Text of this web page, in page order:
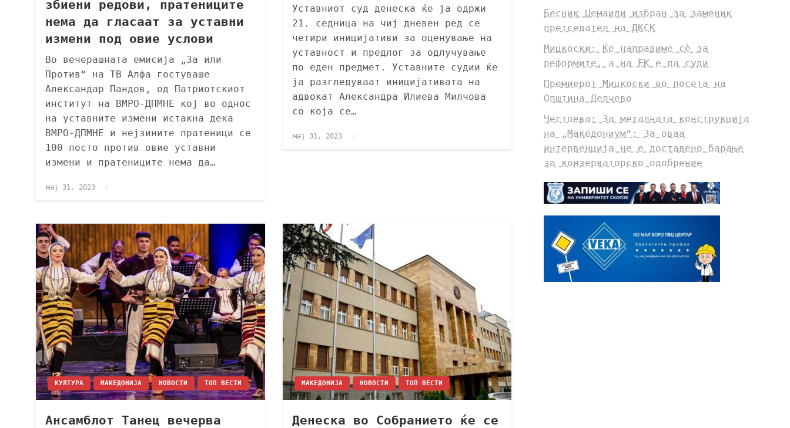
збиени редови, пратениците
нема да гласаат за уставни
измени под овие услови
Во вечерашната емисија „За или
Против“ на ТВ Алфа гостуваше
Александар Пандов, од Патриотскиот
институт на ВМРО-ДПМНЕ кој во однос
на уставните измени истакна дека
ВМРО-ДПМНЕ и нејзините пратеници се
100 посто против овие уставни
измени и пратениците нема да…
мај 31, 2023
Уставниот суд денеска ќе ја одржи
21. седница на чиј дневен ред се
четири иницијативи за оценување на
уставност и предлог за одлучување
по еден предмет. Уставните судии ќе
ја разгледуваат иницијативата на
адвокат Александра Илиева Милчова
со која се…
мај 31, 2023
КУЛТУРА МАКЕДОНИЈА НОВОСТИ ТОП ВЕСТИ
Ансамблот Танец вечерва
МАКЕДОНИЈА НОВОСТИ ТОП ВЕСТИ
Денеска во Собранието ќе се
Бесник Џемаили избран за заменик
претседател на ДКСК
Мицкоски: Ќе направиме сè за
реформите, а на ЕК е да суди
Премиерот Мицкоски во посета на
Општина Делчево
Честоева: За металната конструкција
на „Македониум“: За оваа
интервенција не е доставено барање
за конзерваторско одобрение